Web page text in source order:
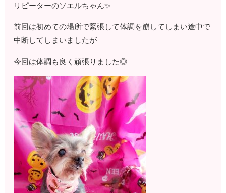
リピーターのソエルちゃん✨
前回は初めての場所で緊張して体調を崩してしまい途中で
中断してしまいましたが
今回は体調も良く頑張りました◎